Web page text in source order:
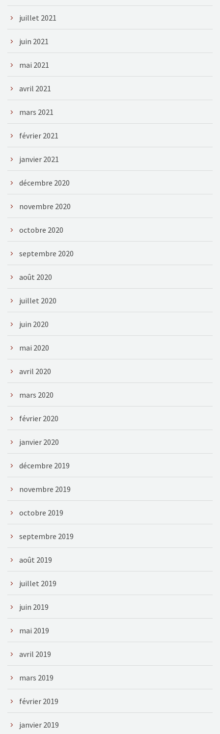
juillet 2021
juin 2021
mai 2021
avril 2021
mars 2021
février 2021
janvier 2021
décembre 2020
novembre 2020
octobre 2020
septembre 2020
août 2020
juillet 2020
juin 2020
mai 2020
avril 2020
mars 2020
février 2020
janvier 2020
décembre 2019
novembre 2019
octobre 2019
septembre 2019
août 2019
juillet 2019
juin 2019
mai 2019
avril 2019
mars 2019
février 2019
janvier 2019